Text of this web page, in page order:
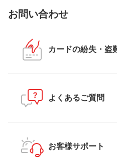
お問い合わせ
カードの紛失・盗
よくあるご質問
お客様サポート